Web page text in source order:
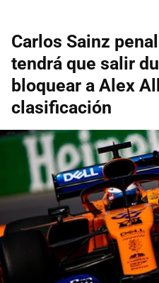
Carlos Sainz
tendrá que salir
bloquear a Alex
clasificación